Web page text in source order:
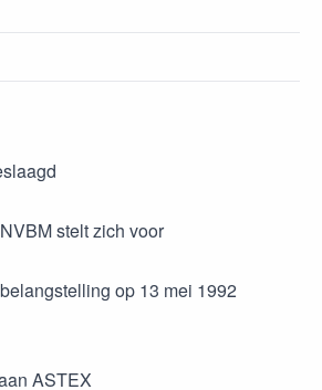
stelt zich voor
op 13 mei 1992
ASTEX